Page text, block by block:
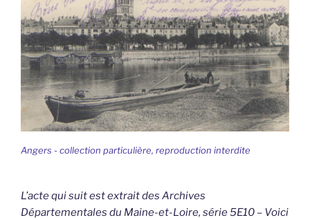
Angers - collection particulière, reproduction interdite
L’acte qui suit est extrait des Archives
Départementales du Maine-et-Loire, série 5E10 – Voici